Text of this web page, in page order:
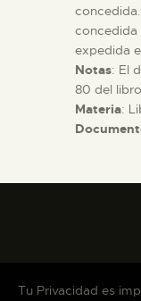
concedida
expedida
Notas: El
80 del
Materia:
Tu Privacidad es